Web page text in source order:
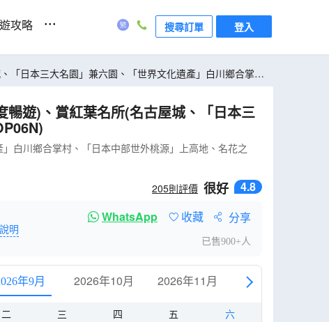
攻略 ... 搜尋訂單 登入
「日本三大名園」兼六園、「世界文化遺產」白川鄉合掌
遊)、賞紅葉名所(名古屋城、「日本三
白川鄉合掌村、「日本中部世外桃源」上高地、名花之
205則評價 很好 4.8
明
WhatsApp 收藏 分享
已售900+人
年9月 2026年10月 2026年11月
二 三 四 五
六